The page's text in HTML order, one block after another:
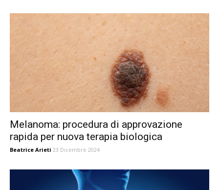
Melanoma: procedura di approvazione
rapida per nuova terapia biologica
Beatrice Arieti 23 Dicembre 2024